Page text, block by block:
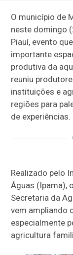
O município de
neste domingo
Piauí, evento
importante
produtiva da
reuniu
instituições e
regiões para
de experiências.
Realizado pelo
Águas (Ipama),
Secretaria da
vem ampliando
especialmente
agricultura